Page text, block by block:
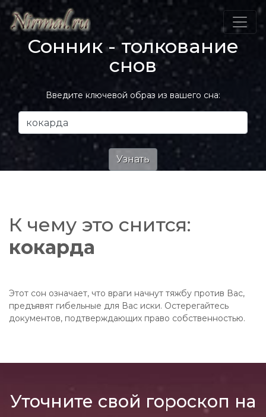
Сонник - толкование
снов
Введите ключевой образ из вашего сна:
К чему это снится:
кокарда
Этот сон означает, что враги начнут тяжбу против Вас,
предъявят гибельные для Вас иски. Остерегайтесь
документов, подтверждающих право собственностью.
Уточните свой гороскоп на